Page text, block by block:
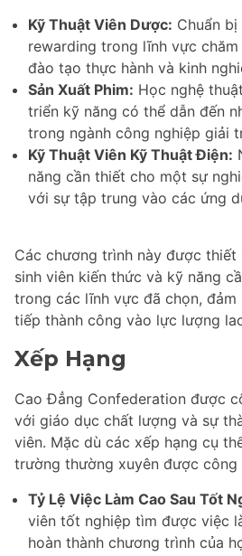
Kỹ Thuật Viên Dược: Chuẩn
rewarding trong lĩnh vực
đào tạo thực hành và kinh
Sản Xuất Phim: Học nghệ
triển kỹ năng có thể dẫn đến
trong ngành công nghiệp giải
Kỹ Thuật Viên Kỹ Thuật Điện:
năng cần thiết cho một sự
với sự tập trung vào các ứng
Các chương trình này được
sinh viên kiến thức và kỹ năng
trong các lĩnh vực đã chọn, đảm
tiếp thành công vào lực lượng
Xếp Hạng
Cao Đẳng Confederation được
với giáo dục chất lượng và sự
viên. Mặc dù các xếp hạng cụ
trường thường xuyên được công
Tỷ Lệ Việc Làm Cao Sau Tốt
viên tốt nghiệp tìm được việc
hoàn thành chương trình của